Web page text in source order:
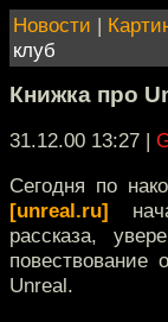
Новости |
клуб
Книжка про
31.12.00 13:27 |
Сегодня по
[unreal.ru]
рассказа,
повествование
Unreal.